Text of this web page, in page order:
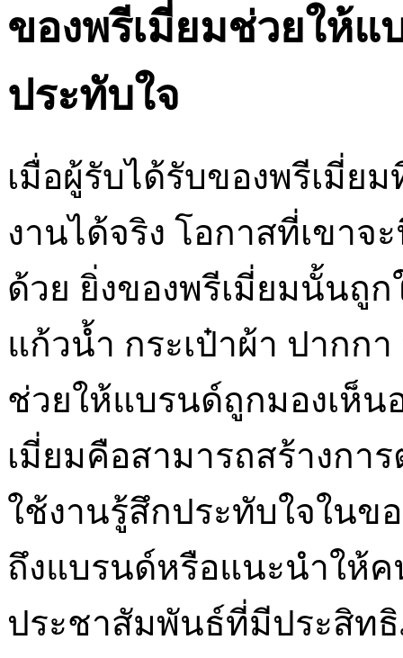
ของพรีเมี่ยมช่วยให้แ
ประทับใจ
เมื่อผู้รับได้รับของพรีเมี่
งานได้จริง โอกาสที่เขา
ด้วย ยิ่งของพรีเมี่ยมนั้นถู
แก้วน้ำ กระเป๋าผ้า ปากก
ช่วยให้แบรนด์ถูกมองเห็น
เมี่ยมคือสามารถสร้างกา
ใช้งานรู้สึกประทับใจในข
ถึงแบรนด์หรือแนะนำให้
ประชาสัมพันธ์ที่มีประสิท